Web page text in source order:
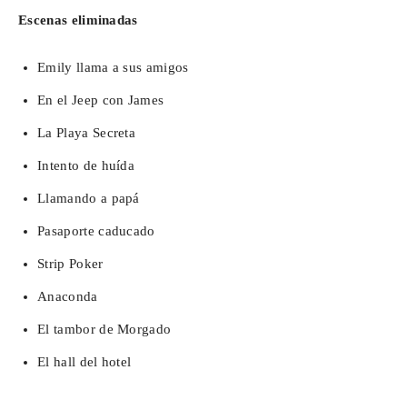
Escenas eliminadas
Emily llama a sus amigos
En el Jeep con James
La Playa Secreta
Intento de huída
Llamando a papá
Pasaporte caducado
Strip Poker
Anaconda
El tambor de Morgado
El hall del hotel